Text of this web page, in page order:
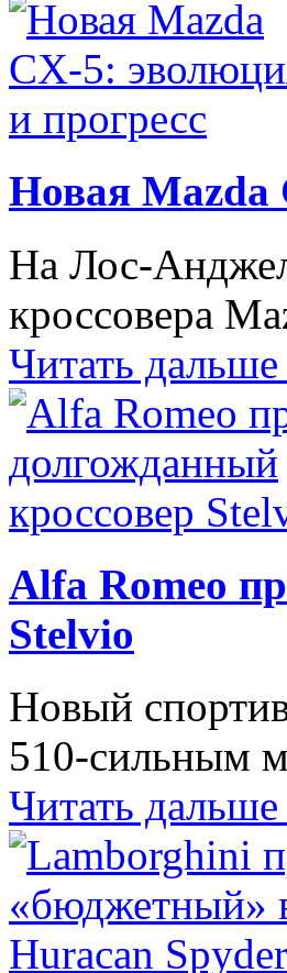
Новая Mazda
На Лос-
кроссовера
Читать
Alfa Romeo
Stelvio
Новый
510-сильным
Читать